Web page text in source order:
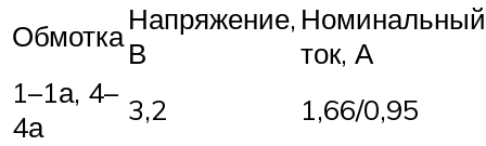
ОбмоткаНапряжение,
В
Номинальный
ток, А
1–1а, 4–
4а
3,2
1,66/0,95